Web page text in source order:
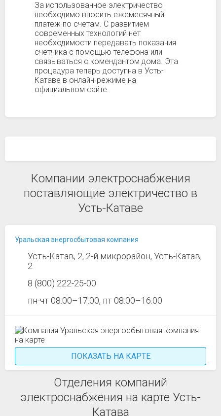
За использованное электричество
необходимо вносить ежемесячный
платеж по счетам. С развитием
современных технологий нет
необходимости передавать показания
счетчика с помощью телефона или
связываться с комендантом дома. Эта
процедура теперь доступна в Усть-
Катаве в онлайн-режиме на
официальном сайте.
Компании электроснабжения
поставляющие электричество в
Усть-Катаве
Уральская энергосбытовая компания
Усть-Катав, 2, 2-й микрорайон, Усть-Катав,
2
8 (800) 222-25-00
пн-чт 08:00–17:00, пт 08:00–16:00
ПОКАЗАТЬ НА КАРТЕ
Отделения компаний
электроснабжения на карте Усть-
Катава